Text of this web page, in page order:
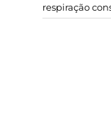
respiração